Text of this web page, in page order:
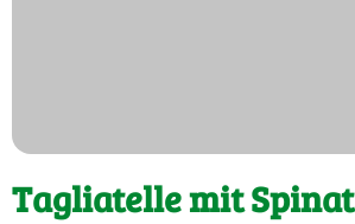
Tagliatelle mit Spinat